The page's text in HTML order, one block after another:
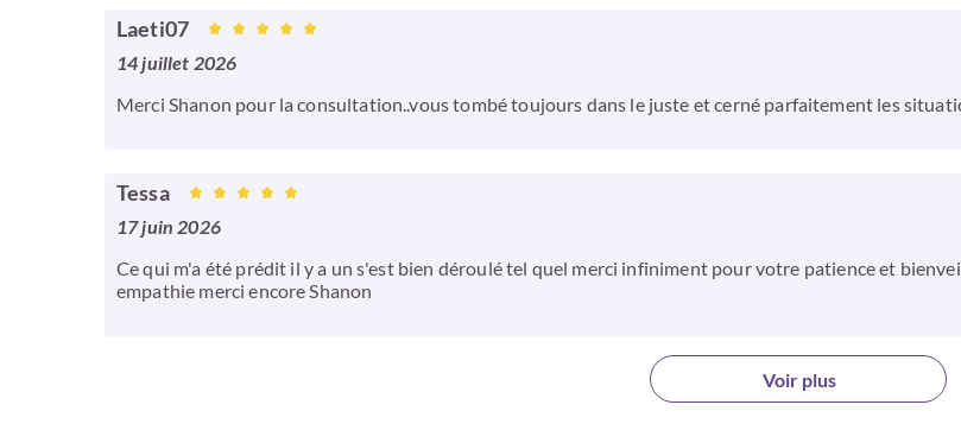
Laeti07
14 juillet 2026
Merci Shanon pour la consultation..vous tombé toujours dans le juste et cerné parfaitement les
Tessa
17 juin 2026
Ce qui m'a été prédit il y a un s'est bien déroulé tel quel merci infiniment pour votre patience et
empathie merci encore Shanon
Voir plus